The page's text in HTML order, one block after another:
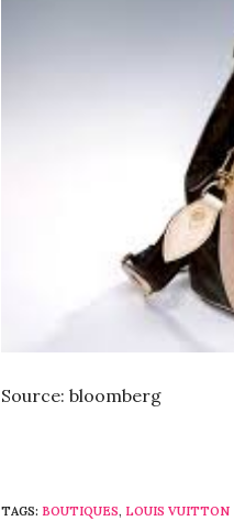
Source: bloomberg
TAGS: BOUTIQUES, LOUIS VUITTON